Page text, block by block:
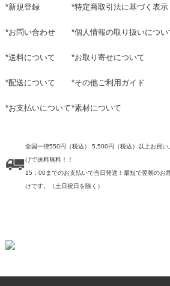
*新規登録
*お問い合わせ
*送料について
*配送について
*お支払いについて
*特定商取引法に基づく表示
*個人情報の取り扱いについ
*お取り寄せについて
*その他ご利用ガイド
*素材について
全国一律550円（税込） 5,500円（税込）以上お買い
げで送料無料！！
15：00までのお支払いで当日発送！最短で翌朝のお
けです。
（土日祝日を除く）